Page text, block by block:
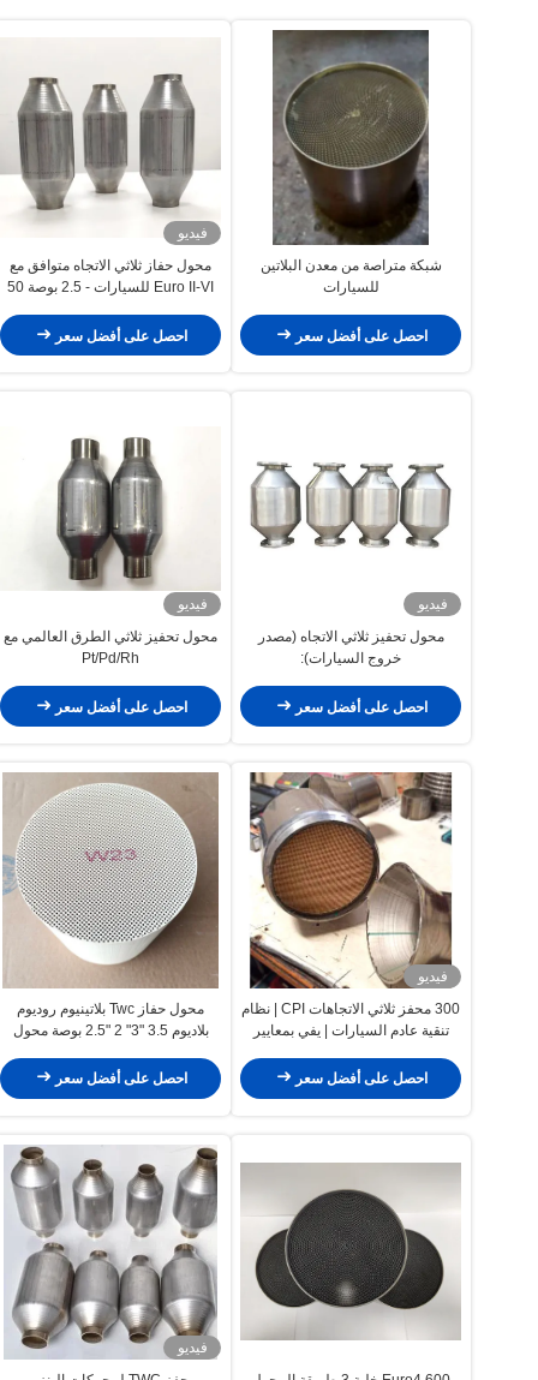
شبكة متراصة من معدن البلاتين
للسيارات
احصل على أفضل سعر
فيديو
محول حفاز ثلاثي الاتجاه متوافق مع
Euro II-VI للسيارات - 2.5 بوصة 50
احصل على أفضل سعر
فيديو
محول تحفيز ثلاثي الاتجاه (مصدر
خروج السيارات):
يورو 3
احصل على أفضل سعر
فيديو
محول تحفيز ثلاثي الطرق العالمي مع
Pt/Pd/Rh
احصل على أفضل سعر
فيديو
300 محفز ثلاثي الاتجاهات CPI | نظام
تنقية عادم السيارات | يفي بمعايير
احصل على أفضل سعر
محول حفاز Twc بلاتينيوم روديوم
بلاديوم 3.5 "3" 2 "2.5 بوصة محول
احصل على أفضل سعر
فيديو